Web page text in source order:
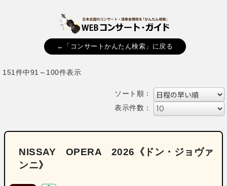
←「コンサートかんたん検索」に戻る
151件中91～100件表示
ソート順：
表示件数：
NISSAY OPERA 2026《ドン・ジョヴァ
ンニ》